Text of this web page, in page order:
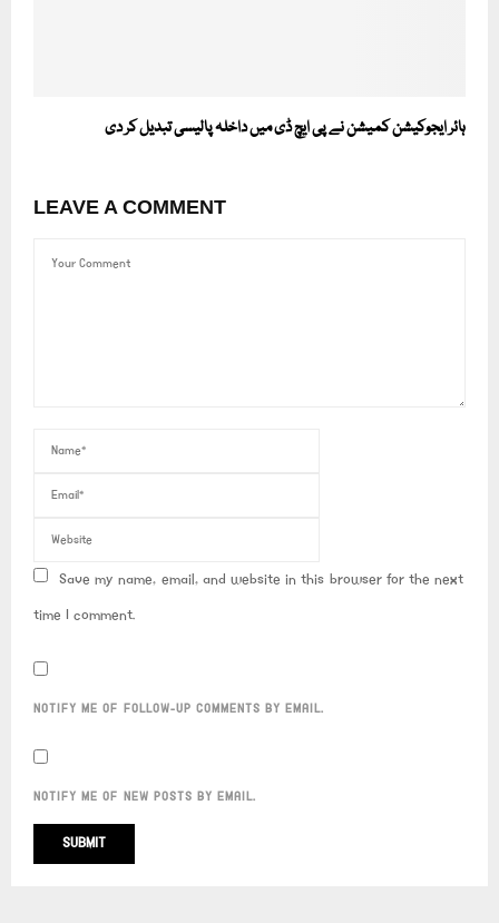
ہائر ایجوکیشن کمیشن نے پی ایچ ڈی میں داخلہ پالیسی تبدیل کر دی
LEAVE A COMMENT
Save my name, email, and website in this browser for the next
time I comment.
NOTIFY ME OF FOLLOW-UP COMMENTS BY EMAIL.
NOTIFY ME OF NEW POSTS BY EMAIL.